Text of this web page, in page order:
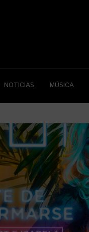
NOTICIAS MÚSICA